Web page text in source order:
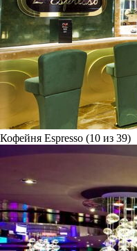
Кофейня Espresso (10 из 39)